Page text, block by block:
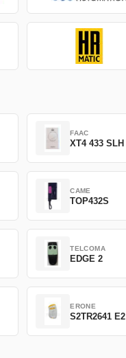
FAAC
XT4 433 SLH
CAME
TOP432S
TELCOMA
EDGE 2
ERONE
S2TR2641 E2